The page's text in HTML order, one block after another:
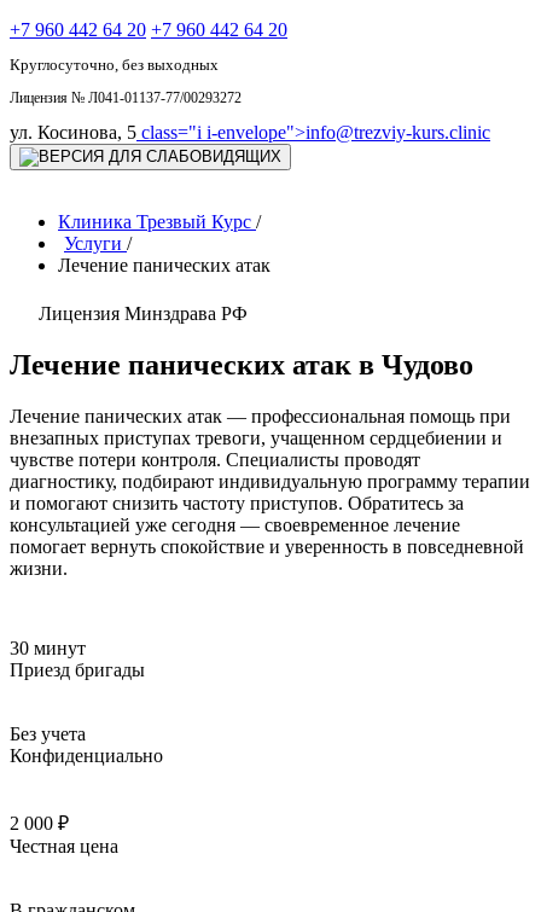
+7 960 442 64 20 +7 960 442 64 20
Круглосуточно, без выходных
Лицензия № Л041-01137-77/00293272
ул. Косинова, 5 class="i i-envelope">info@trezviy-kurs.clinic
Клиника Трезвый Курс /
Услуги /
Лечение панических атак
Лицензия Минздрава РФ
Лечение панических атак в Чудово
Лечение панических атак — профессиональная помощь при
внезапных приступах тревоги, учащенном сердцебиении и
чувстве потери контроля. Специалисты проводят
диагностику, подбирают индивидуальную программу терапии
и помогают снизить частоту приступов. Обратитесь за
консультацией уже сегодня — своевременное лечение
помогает вернуть спокойствие и уверенность в повседневной
жизни.
30 минут
Приезд бригады
Без учета
Конфиденциально
2 000 ₽
Честная цена